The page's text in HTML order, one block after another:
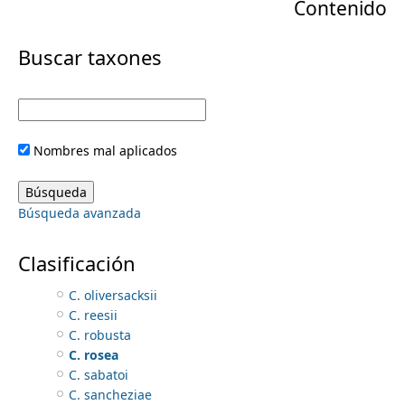
i
m
r
y
t
Contenido
m
e
n
u
Buscar taxones
Nombres mal aplicados
Búsqueda avanzada
Clasificación
C. hildae
C. kuesteriana
C. matudae
C. miqueliana
C. mirandae
C. morettii
C. norstogii
C. oliversacksii
C. reesii
C. robusta
C. rosea
C. sabatoi
C. sancheziae